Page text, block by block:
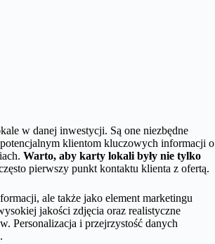
w danej inwestycji. Są one niezbędne
klientom kluczowych informacji o
Warto, aby karty lokali były nie tylko
pierwszy punkt kontaktu klienta z ofertą.
ale także jako element marketingu
jakości zdjęcia oraz realistyczne
Personalizacja i przejrzystość danych